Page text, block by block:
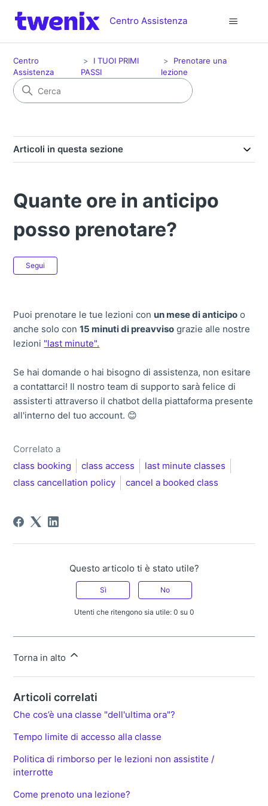
Centro Assistenza
Centro
Assistenza
I TUOI PRIMI
PASSI
Prenotare una
lezione
Articoli in questa sezione
Quante ore in anticipo
posso prenotare?
Segui
Puoi prenotare le tue lezioni con un mese di anticipo o
anche solo con15 minuti di preavviso grazie alle nostre
lezioni "last minute".
Se hai domande o hai bisogno di assistenza, non esitare
a contattarci! Il nostro team di supporto sarà felice di
assisterti attraverso il chatbot della piattaforma presente
all'interno del tuo account. 😊
Correlato a
class booking
class access
last minute classes
class cancellation policy
cancel a booked class
Questo articolo ti è stato utile?
Sì No
Utenti che ritengono sia utile: 0 su 0
Torna in alto
Articoli correlati
Che cos’è una classe "dell'ultima ora"?
Tempo limite di accesso alla classe
Politica di rimborso per le lezioni non assistite /
interrotte
Come prenoto una lezione?